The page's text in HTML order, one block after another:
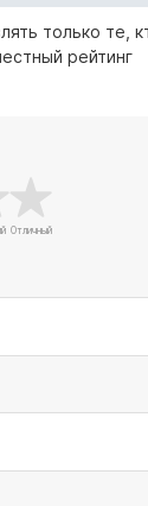
в виде
с лебедями
в форме
только те,
рейтинг